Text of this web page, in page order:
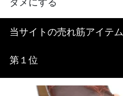
当サイトの売れ筋アイテム
第１位